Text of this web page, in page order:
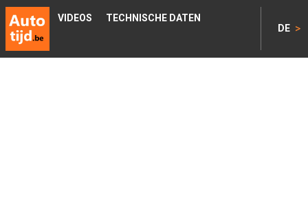
VIDEOS
TECHNISCHE DATEN
DE >